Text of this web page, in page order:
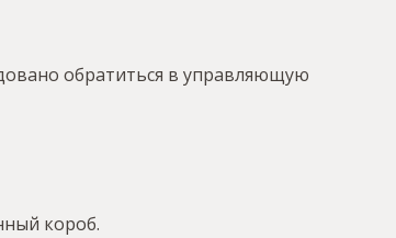
обратиться в управляющую
короб.